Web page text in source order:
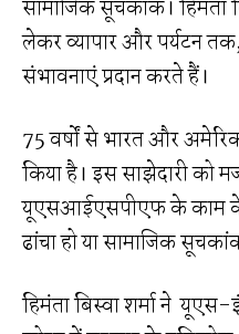
सामाजिक सूचकांक। हिमंता
लेकर व्यापार और पर्यटन
संभावनाएं प्रदान करते हैं।
75 वर्षों से भारत और
किया है। इस साझेदारी को
यूएसआईएसपीएफ के काम के
ढांचा हो या सामाजिक
हिमंता बिस्वा शर्मा ने यूएस-